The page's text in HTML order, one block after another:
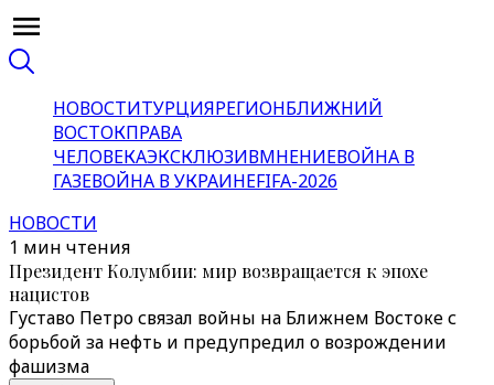
НОВОСТИТУРЦИЯРЕГИОНБЛИЖНИЙ
ВОСТОКПРАВА
ЧЕЛОВЕКАЭКСКЛЮЗИВМНЕНИЕВОЙНА В
ГАЗЕВОЙНА В УКРАИНЕFIFA-2026
НОВОСТИ
1 мин чтения
Президент Колумбии: мир возвращается к эпохе
нацистов
Густаво Петро связал войны на Ближнем Востоке с
борьбой за нефть и предупредил о возрождении
фашизма